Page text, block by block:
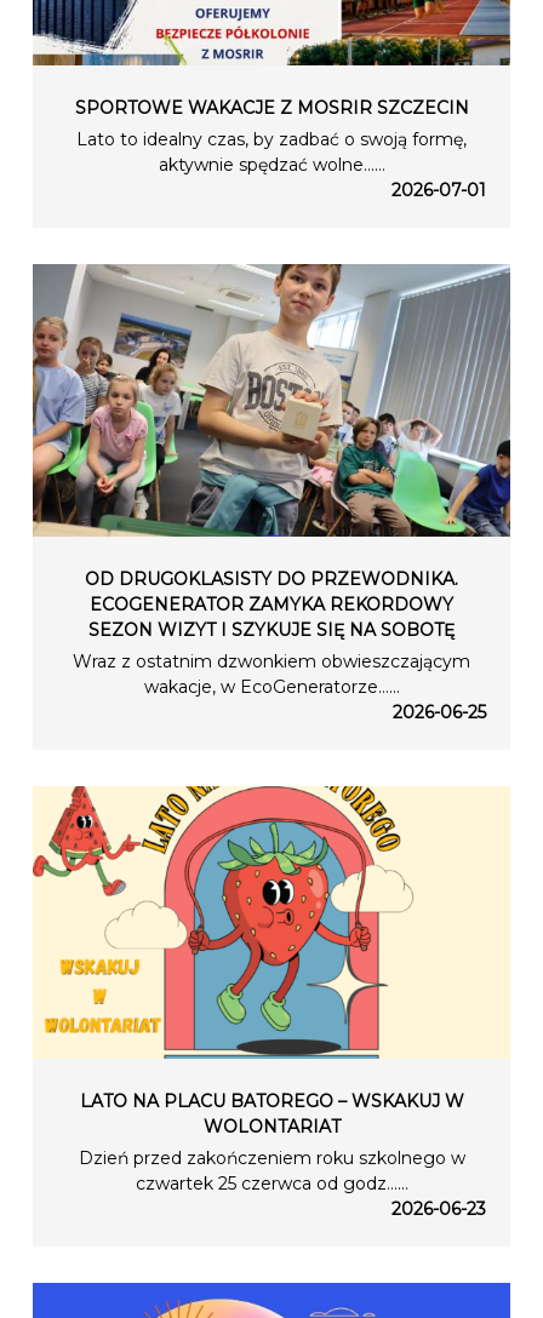
SPORTOWE WAKACJE Z MOSRIR SZCZECIN
Lato to idealny czas, by zadbać o swoją formę,
aktywnie spędzać wolne…...
2026-07-01
OD DRUGOKLASISTY DO PRZEWODNIKA.
ECOGENERATOR ZAMYKA REKORDOWY
SEZON WIZYT I SZYKUJE SIĘ NA SOBOTĘ
Wraz z ostatnim dzwonkiem obwieszczającym
wakacje, w EcoGeneratorze…...
2026-06-25
LATO NA PLACU BATOREGO – WSKAKUJ W
WOLONTARIAT
Dzień przed zakończeniem roku szkolnego w
czwartek 25 czerwca od godz…...
2026-06-23